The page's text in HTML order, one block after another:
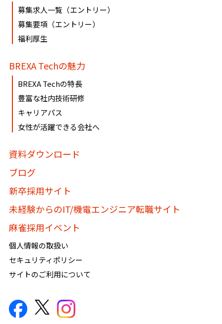
「利用目的の通知」、「開示」、「訂正、追加、削
除」、「利用又は提供の拒否」を要求する権利を有し
ております。
〶100-0005
東京都千代田区丸の内1-8-3 丸の内トラストタワー本
館16・17階
株式会社BREXA Technology
個人情報保護管理者：吉野 貴博
TEL:03-3286-4777 FAX:03-3286-4778
募集求人一覧（エントリー）
募集要項（エントリー）
福利厚生
BREXA Techの魅力
BREXA Techの特長
豊富な社内技術研修
キャリアパス
女性が活躍できる会社へ
資料ダウンロード
ブログ
新卒採用サイト
未経験からのIT/機電エンジニア転職サイト
麻雀採用イベント
個人情報の取扱い
セキュリティポリシー
サイトのご利用について